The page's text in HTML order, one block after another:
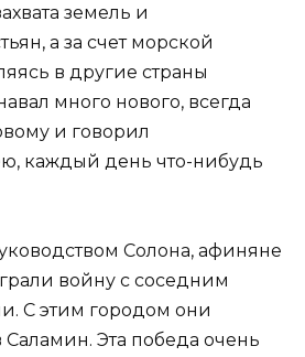
земель и
а за счет морской
в другие страны
много нового, всегда
и говорил
каждый день что-нибудь
Солона, афиняне
войну с соседним
С этим городом они
Саламин. Эта победа очень